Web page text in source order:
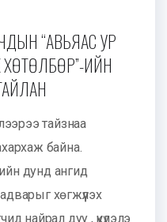
“АВЬЯАС УР
ХӨТӨЛБӨР”-ИЙН
тайзнаа
байна.
дунд ангид
хөгжүүлэх
найрал дуу , үкүлэлэ